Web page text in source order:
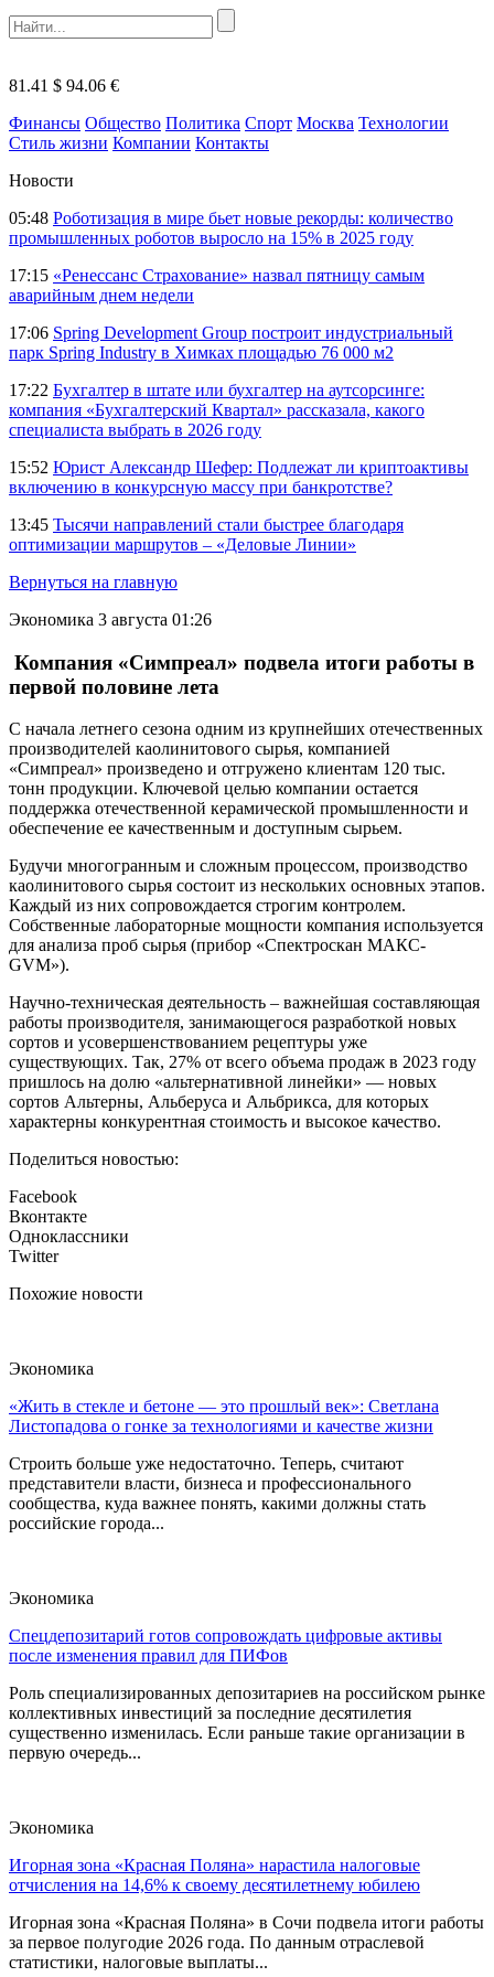
81.41 $ 94.06 €
Финансы Общество Политика Спорт Москва Технологии
Стиль жизни Компании Контакты
Новости
05:48 Роботизация в мире бьет новые рекорды: количество
промышленных роботов выросло на 15% в 2025 году
17:15 «Ренессанс Страхование» назвал пятницу самым
аварийным днем недели
17:06 Spring Development Group построит индустриальный
парк Spring Industry в Химках площадью 76 000 м2
17:22 Бухгалтер в штате или бухгалтер на аутсорсинге:
компания «Бухгалтерский Квартал» рассказала, какого
специалиста выбрать в 2026 году
15:52 Юрист Александр Шефер: Подлежат ли криптоактивы
включению в конкурсную массу при банкротстве?
13:45 Тысячи направлений стали быстрее благодаря
оптимизации маршрутов – «Деловые Линии»
Вернуться на главную
Экономика 3 августа 01:26
Компания «Симпреал» подвела итоги работы в
первой половине лета
С начала летнего сезона одним из крупнейших отечественных
производителей каолинитового сырья, компанией
«Симпреал» произведено и отгружено клиентам 120 тыс.
тонн продукции. Ключевой целью компании остается
поддержка отечественной керамической промышленности и
обеспечение ее качественным и доступным сырьем.
Будучи многогранным и сложным процессом, производство
каолинитового сырья состоит из нескольких основных этапов.
Каждый из них сопровождается строгим контролем.
Собственные лабораторные мощности компания используется
для анализа проб сырья (прибор «Спектроскан МАКС-
GVM»).
Научно-техническая деятельность – важнейшая составляющая
работы производителя, занимающегося разработкой новых
сортов и усовершенствованием рецептуры уже
существующих. Так, 27% от всего объема продаж в 2023 году
пришлось на долю «альтернативной линейки» — новых
сортов Альтерны, Альберуса и Альбрикса, для которых
характерны конкурентная стоимость и высокое качество.
Поделиться новостью:
Facebook
Вконтакте
Одноклассники
Twitter
Похожие новости
Экономика
«Жить в стекле и бетоне — это прошлый век»: Светлана
Листопадова о гонке за технологиями и качестве жизни
Строить больше уже недостаточно. Теперь, считают
представители власти, бизнеса и профессионального
сообщества, куда важнее понять, какими должны стать
российские города...
Экономика
Спецдепозитарий готов сопровождать цифровые активы
после изменения правил для ПИФов
Роль специализированных депозитариев на российском рынке
коллективных инвестиций за последние десятилетия
существенно изменилась. Если раньше такие организации в
первую очередь...
Экономика
Игорная зона «Красная Поляна» нарастила налоговые
отчисления на 14,6% к своему десятилетнему юбилею
Игорная зона «Красная Поляна» в Сочи подвела итоги работы
за первое полугодие 2026 года. По данным отраслевой
статистики, налоговые выплаты...